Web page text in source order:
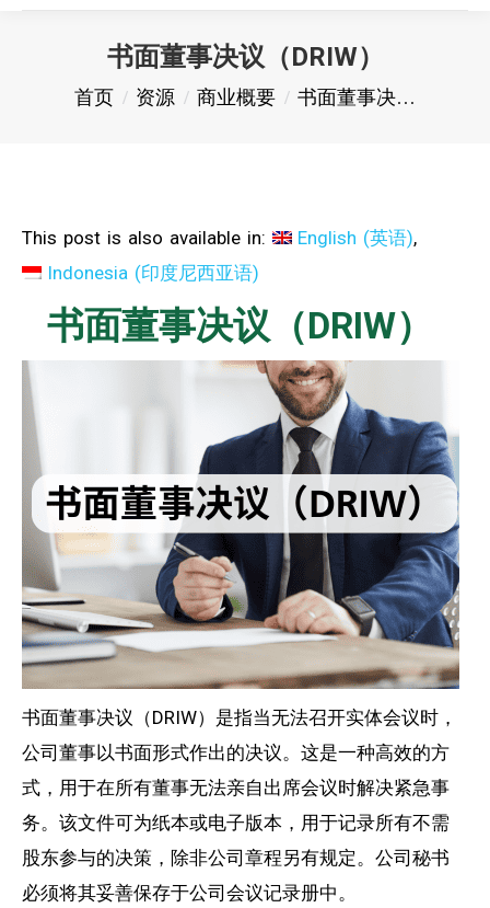
书面董事决议（DRIW）
您在这里：
首页 资源 商业概要 书面董事决…
This post is also available in: English (英语)
Indonesia (印度尼西亚语)
书面董事决议（DRIW）
书面董事决议（DRIW）是指当无法召开实体会议时，
公司董事以书面形式作出的决议。这是一种高效的方
式，用于在所有董事无法亲自出席会议时解决紧急事
务。该文件可为纸本或电子版本，用于记录所有不需
股东参与的决策，除非公司章程另有规定。公司秘书
必须将其妥善保存于公司会议记录册中。